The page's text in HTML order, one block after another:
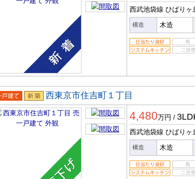
西武池袋線 ひばりヶ
構造 木造
戸建 新築
西東京市住吉町１丁目
4,480万円 /
西武池袋線 ひばりヶ
構造 木造